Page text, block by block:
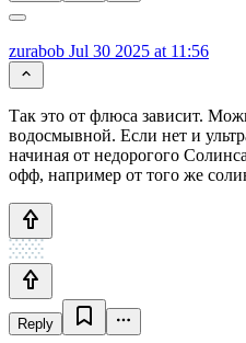
zurabob Jul 30 2025 at 11:56
Так это от флюса зависит.
водосмывной. Если нет и
начиная от недорогого
офф, например от того же
Reply